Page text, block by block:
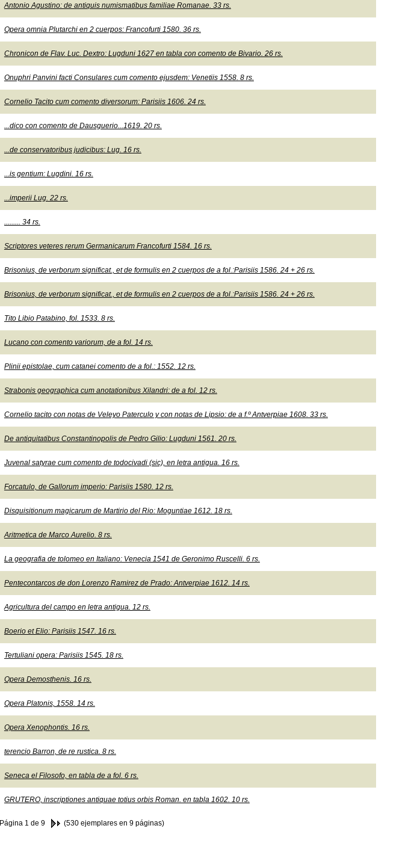
Antonio Agustino: de antiquis numismatibus familiae Romanae. 33 rs.
Opera omnia Plutarchi en 2 cuerpos: Francofurti 1580. 36 rs.
Chronicon de Flav. Luc. Dextro: Lugduni 1627 en tabla con comento de Bivario. 26 rs.
Onuphri Panvini facti Consulares cum comento ejusdem: Venetiis 1558. 8 rs.
Cornelio Tacito cum comento diversorum: Parisiis 1606. 24 rs.
...dico con comento de Dausguerio...1619. 20 rs.
...de conservatoribus judicibus: Lug. 16 rs.
...is gentium: Lugdini. 16 rs.
...imperii Lug. 22 rs.
......... 34 rs.
Scriptores veteres rerum Germanicarum Francofurti 1584. 16 rs.
Brisonius, de verborum significat., et de formulis en 2 cuerpos de a fol.:Parisiis 1586. 24 + 26 rs.
Brisonius, de verborum significat., et de formulis en 2 cuerpos de a fol.:Parisiis 1586. 24 + 26 rs.
Tito Libio Patabino, fol. 1533. 8 rs.
Lucano con comento variorum, de a fol. 14 rs.
Plinii epistolae, cum catanei comento de a fol.: 1552. 12 rs.
Strabonis geographica cum anotationibus Xilandri: de a fol. 12 rs.
Cornelio tacito con notas de Veleyo Paterculo y con notas de Lipsio: de a f.º Antverpiae 1608. 33 rs.
De antiquitatibus Constantinopolis de Pedro Gilio: Lugduni 1561. 20 rs.
Juvenal satyrae cum comento de todocivadi (sic), en letra antigua. 16 rs.
Forcatulo, de Gallorum imperio: Parisiis 1580. 12 rs.
Disquisitionum magicarum de Martirio del Rio: Moguntiae 1612. 18 rs.
Aritmetica de Marco Aurelio. 8 rs.
La geografia de tolomeo en Italiano: Venecia 1541 de Geronimo Ruscelli. 6 rs.
Pentecontarcos de don Lorenzo Ramirez de Prado: Antverpiae 1612. 14 rs.
Agricultura del campo en letra antigua. 12 rs.
Boerio et Elio: Parisiis 1547. 16 rs.
Tertuliani opera: Parisiis 1545. 18 rs.
Opera Demosthenis. 16 rs.
Opera Platonis, 1558. 14 rs.
Opera Xenophontis. 16 rs.
terencio Barron, de re rustica. 8 rs.
Seneca el Filosofo, en tabla de a fol. 6 rs.
GRUTERO, inscriptiones antiquae totius orbis Roman. en tabla 1602. 10 rs.
Página 1 de 9 (530 ejemplares en 9 páginas)